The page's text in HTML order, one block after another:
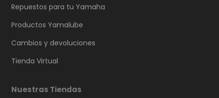
Repuestos para tu Yamaha
Productos Yamalube
Cambios y devoluciones
Tienda Virtual
Nuestras Tiendas